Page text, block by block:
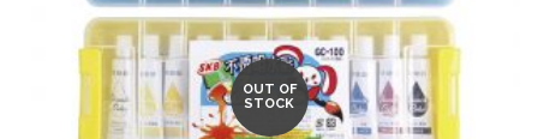
OUT OF
STOCK